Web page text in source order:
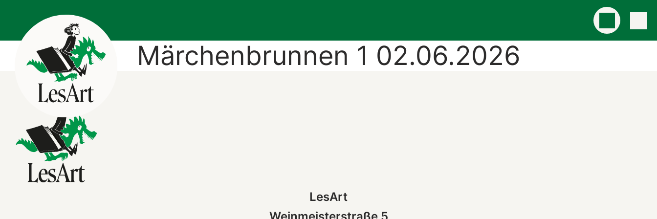
Märchenbrunnen 1 02.06.2026
LesArt